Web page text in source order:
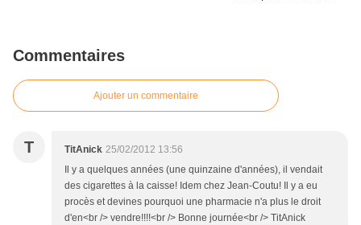
Commentaires
Ajouter un commentaire
T TitAnick 25/02/2012 13:56
Il y a quelques années (une quinzaine d'années), il vendait
des cigarettes à la caisse! Idem chez Jean-Coutu! Il y a eu
procès et devines pourquoi une pharmacie n'a plus le droit
d'en<br /> vendre!!!!<br /> Bonne journée<br /> TitAnick